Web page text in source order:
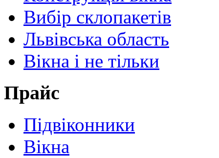
Вибір склопакетів
Львівська область
Вікна і не тільки
Прайс
Підвіконники
Вікна